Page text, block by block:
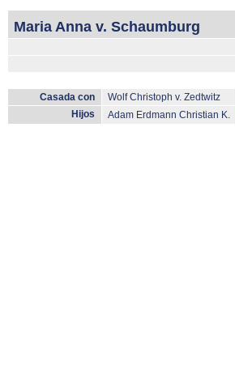
Maria Anna v. Schaumburg
Casada con
Wolf Christoph v. Zedtwitz
Hijos
Adam Erdmann Christian K.